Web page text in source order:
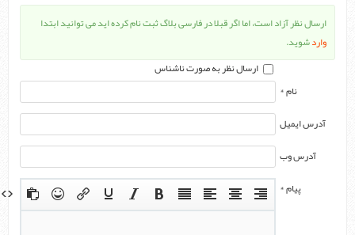
ارسال نظر آزاد است، اما اگر قبلا در فارسی بلاگ ثبت نام کرده اید می توانید ابتدا
واردشوید.
ارسال نظر به صورت ناشناس
نام *
آدرس ایمیل
آدرس وب
پیام *